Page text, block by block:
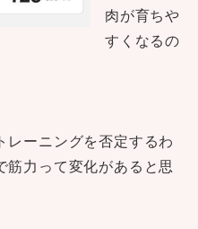
肉が育ちや
すくなるの
レーニングを否定するわ
筋力って変化があると思